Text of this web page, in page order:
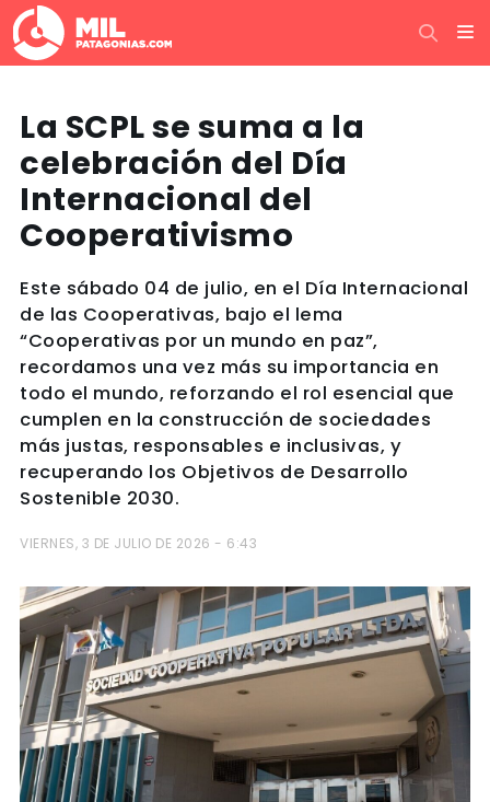
La SCPL se suma a la
celebración del Día
Internacional del
Cooperativismo
Este sábado 04 de julio, en el Día Internacional
de las Cooperativas, bajo el lema
“Cooperativas por un mundo en paz”,
recordamos una vez más su importancia en
todo el mundo, reforzando el rol esencial que
cumplen en la construcción de sociedades
más justas, responsables e inclusivas, y
recuperando los Objetivos de Desarrollo
Sostenible 2030.
VIERNES, 3 DE JULIO DE 2026 - 6:43